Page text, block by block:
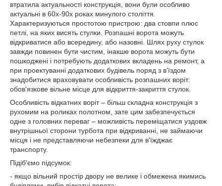
втратила актуальності конструкція, вони були особливо
актуальні в 60х-90х роках минулого століття.
Характеризуються простотою пристрою: два стовпи плюс
петлі, на яких висять стулки. Розпашні ворота можуть
відкриватися або всередину, або назовні. Шлях руху стулок
завжди повинен бути чистим, інакше ворота можуть бути
пошкоджені і потребують додаткових вкладень на ремонт, а
при проектуванні додаткових будівель поряд з в'їздом
знадобитися враховувати особливість розпашних воріт:
обов'язкове вільне місце для відкриття-закриття стулок.
Особливість відкатних воріт – більш складна конструкція з
рухомим на роликах полотном, зате цим забезпечується
одне з головних переваг – можливість переміщатися уздовж
внутрішньої сторони турбота при відкриванні, не займаючи
місця і не представляючи небезпеки для в'їжджає
транспорту.
Підіб'ємо підсумок:
- якщо вільний простір двору не велике і обмежена якимись